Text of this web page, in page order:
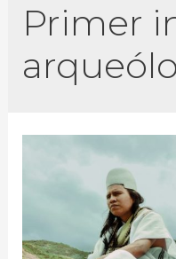
Primer